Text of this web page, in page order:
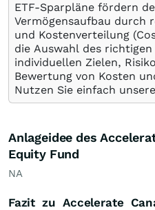
ETF-Sparpläne fördern
Vermögensaufbau durch
und Kostenverteilung
die Auswahl des
individuellen Zielen,
Bewertung von Kosten
Nutzen Sie einfach
Anlageidee des
Equity Fund
NA
Fazit zu Accelerate